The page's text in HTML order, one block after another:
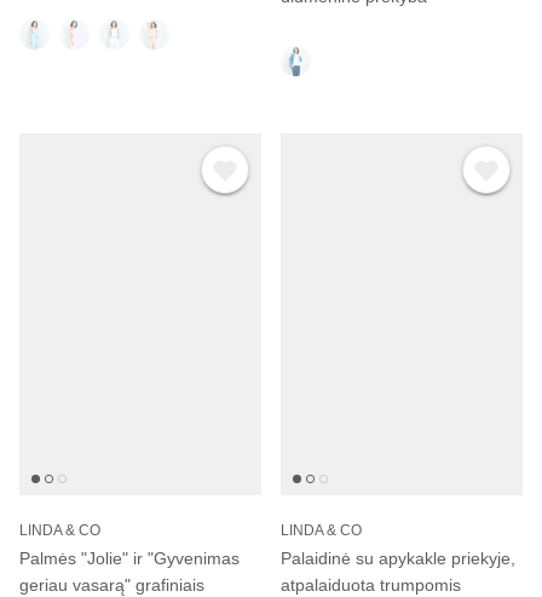
LINDA & CO
Palmės "Jolie" ir "Gyvenimas
geriau vasarą" grafiniais
LINDA & CO
Palaidinė su apykakle priekyje,
atpalaiduota trumpomis